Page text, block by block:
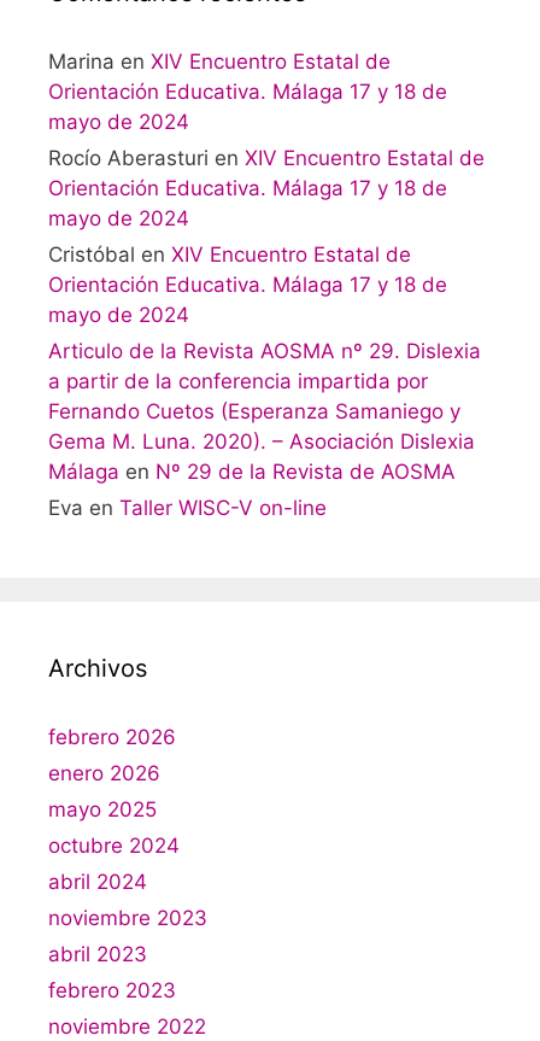
Marina en XIV Encuentro Estatal de
Orientación Educativa. Málaga 17 y 18 de
mayo de 2024
Rocío Aberasturi en XIV Encuentro Estatal de
Orientación Educativa. Málaga 17 y 18 de
mayo de 2024
Cristóbal en XIV Encuentro Estatal de
Orientación Educativa. Málaga 17 y 18 de
mayo de 2024
Articulo de la Revista AOSMA nº 29. Dislexia
a partir de la conferencia impartida por
Fernando Cuetos (Esperanza Samaniego y
Gema M. Luna. 2020). – Asociación Dislexia
Málaga en Nº 29 de la Revista de AOSMA
Eva en Taller WISC-V on-line
Archivos
febrero 2026
enero 2026
mayo 2025
octubre 2024
abril 2024
noviembre 2023
abril 2023
febrero 2023
noviembre 2022